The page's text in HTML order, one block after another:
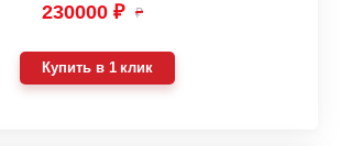
230000 ₽ ₽
Купить в 1 клик